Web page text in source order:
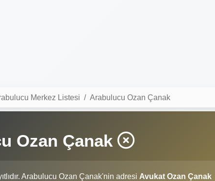
Merkez Listesi Arabulucu Ozan Çanak
Ozan Çanak
Arabulucu Ozan Çanak'nin adresi Avukat Ozan Çanak